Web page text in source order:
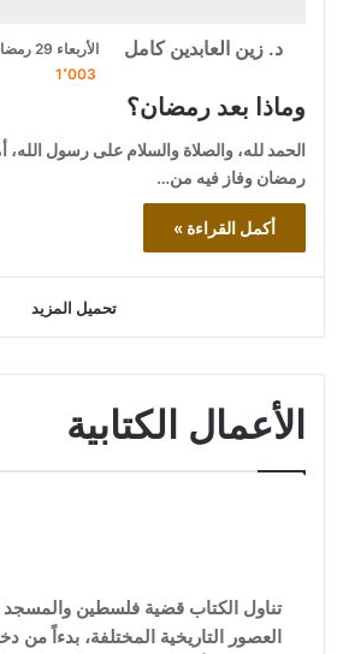
د. زين العابدين كامل
الأربعاء 29 رمضان 1447هـ 18-3-2026م
1٬003
وماذا بعد رمضان؟
الحمد لله، والصلاة والسلام على رسول الله،
رمضان وفاز فيه من…
أكمل القراءة »
تحميل المزيد
الأعمال الكتابية
تناول الكتاب قضية فلسطين والمسجد
العصور التاريخية المختلفة، بدءاً من